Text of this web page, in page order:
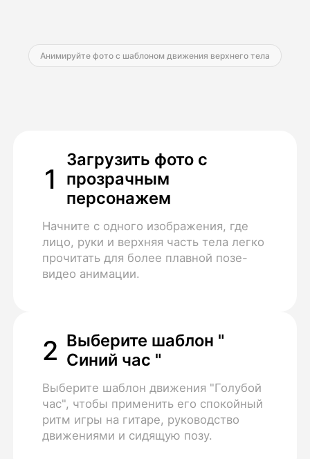
Анимируйте фото с шаблоном движения верхнего тела
1
Загрузить фото с
прозрачным
персонажем
Начните с одного изображения, где
лицо, руки и верхняя часть тела легко
прочитать для более плавной позе-
видео анимации.
2 Выберите шаблон "
Синий час "
Выберите шаблон движения "Голубой
час", чтобы применить его спокойный
ритм игры на гитаре, руководство
движениями и сидящую позу.